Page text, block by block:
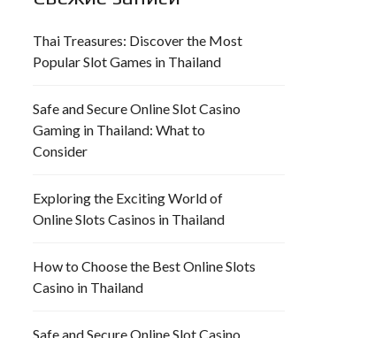
Thai Treasures: Discover the Most
Popular Slot Games in Thailand
Safe and Secure Online Slot Casino
Gaming in Thailand: What to
Consider
Exploring the Exciting World of
Online Slots Casinos in Thailand
How to Choose the Best Online Slots
Casino in Thailand
Safe and Secure Online Slot Casino